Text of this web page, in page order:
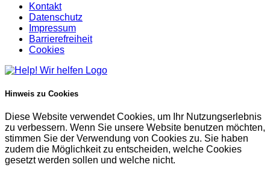
Kontakt
Datenschutz
Impressum
Barrierefreiheit
Cookies
Hinweis zu Cookies
Diese Website verwendet Cookies, um Ihr Nutzungserlebnis
zu verbessern. Wenn Sie unsere Website benutzen möchten,
stimmen Sie der Verwendung von Cookies zu. Sie haben
zudem die Möglichkeit zu entscheiden, welche Cookies
gesetzt werden sollen und welche nicht.